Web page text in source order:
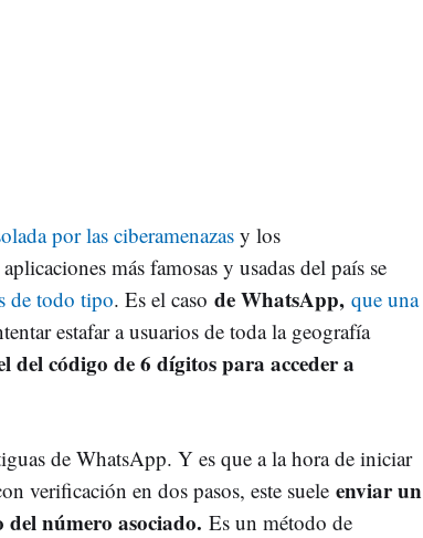
por las ciberamenazas y los
más famosas y usadas del país se
de todo tipo. Es el caso de WhatsApp, que una
estafar a usuarios de toda la geografía
del código de 6 dígitos para acceder a
de WhatsApp. Y es que a la hora de iniciar
verificación en dos pasos, este suele enviar un
número asociado. Es un método de